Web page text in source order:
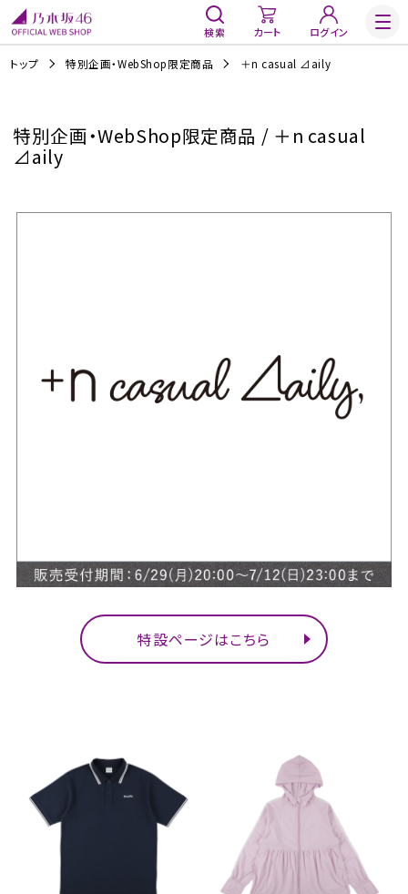
検索 カート ログイン
トップ 特別企画・WebShop限定商品 ＋n casual ⊿aily
特別企画・WebShop限定商品 / ＋n casual
⊿aily
特設ページはこちら